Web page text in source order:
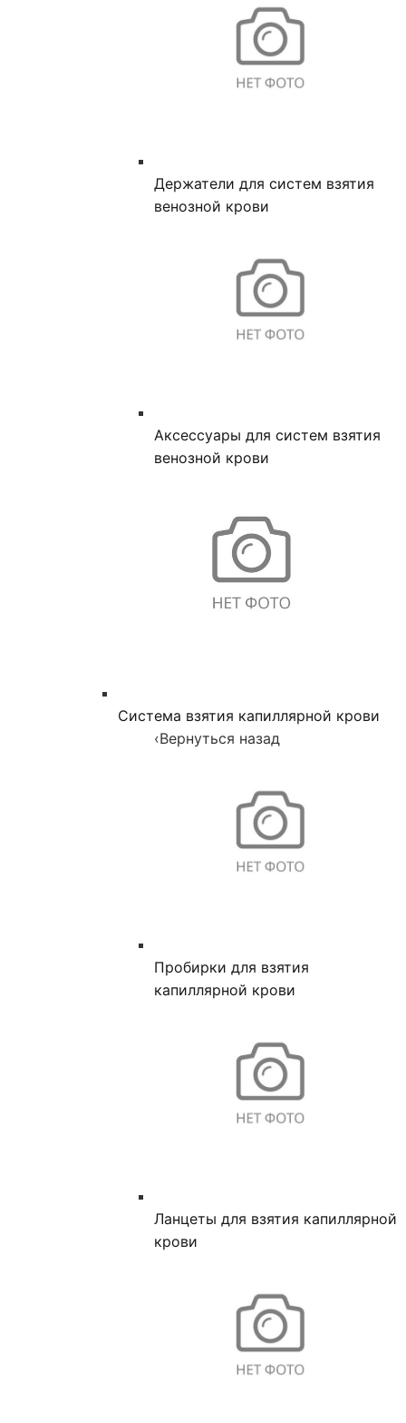
Держатели для систем взятия
венозной крови
Аксессуары для систем взятия
венозной крови
Система взятия капиллярной крови
‹Вернуться назад
Пробирки для взятия
капиллярной крови
Ланцеты для взятия капиллярной
крови